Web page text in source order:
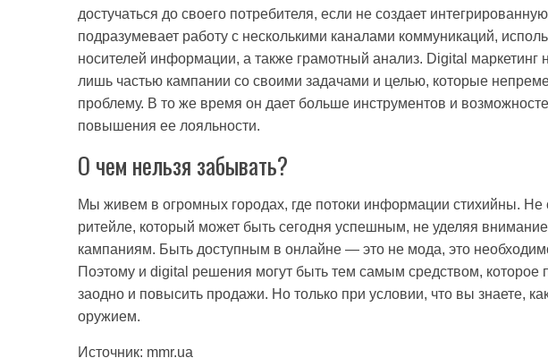
достучаться до своего потребителя, если не создает
подразумевает работу с несколькими каналами коммуникаций,
носителей информации, а также грамотный анализ. Digital
лишь частью кампании со своими задачами и целью, которые
проблему. В то же время он дает больше инструментов и
повышения ее лояльности.
О чем нельзя забывать?
Мы живем в огромных городах, где потоки информации стихийны. Не
ритейле, который может быть сегодня успешным, не уделяя
кампаниям. Быть доступным в онлайне — это не мода, это
Поэтому и digital решения могут быть тем самым средством, которое
заодно и повысить продажи. Но только при условии, что вы знаете,
оружием.
Источник: mmr.ua